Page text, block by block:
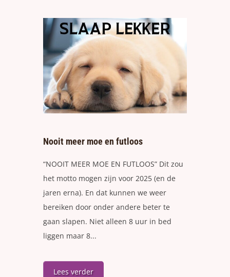
Nooit meer moe en futloos
“NOOIT MEER MOE EN FUTLOOS” Dit zou
het motto mogen zijn voor 2025 (en de
jaren erna). En dat kunnen we weer
bereiken door onder andere beter te
gaan slapen. Niet alleen 8 uur in bed
liggen maar 8...
Lees verder